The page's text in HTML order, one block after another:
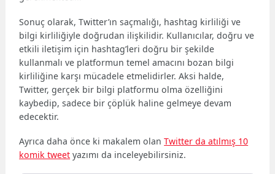
Sonuç olarak, Twitter’ın saçmalığı, hashtag kirliliği ve
bilgi kirliliğiyle doğrudan ilişkilidir. Kullanıcılar, doğru ve
etkili iletişim için hashtag’leri doğru bir şekilde
kullanmalı ve platformun temel amacını bozan bilgi
kirliliğine karşı mücadele etmelidirler. Aksi halde,
Twitter, gerçek bir bilgi platformu olma özelliğini
kaybedip, sadece bir çöplük haline gelmeye devam
edecektir.
Ayrıca daha önce ki makalem olanTwitter da atılmış 10
komik tweet yazımı da inceleyebilirsiniz.